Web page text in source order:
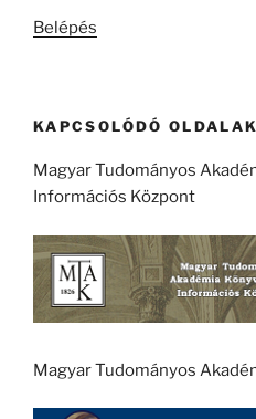
Belépés
KAPCSOLÓDÓ OLDALAK
Magyar Tudományos
Információs Központ
Magyar Tudományos